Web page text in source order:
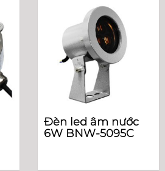
Đèn led âm nước
6W BNW-5095C